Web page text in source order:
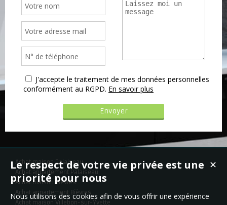
J'accepte le traitement de mes données personnelles
conformément au RGPD. En savoir plus
Achat maison Palaiseau
Achat appartement Palaiseau
Achat maison Bièvres
Achat appartement Bièvres
Achat maison Villebon-sur-Yvette
✕
Le respect de votre vie privée est une
priorité pour nous
Nous utilisons des cookies afin de vous offrir une expérience